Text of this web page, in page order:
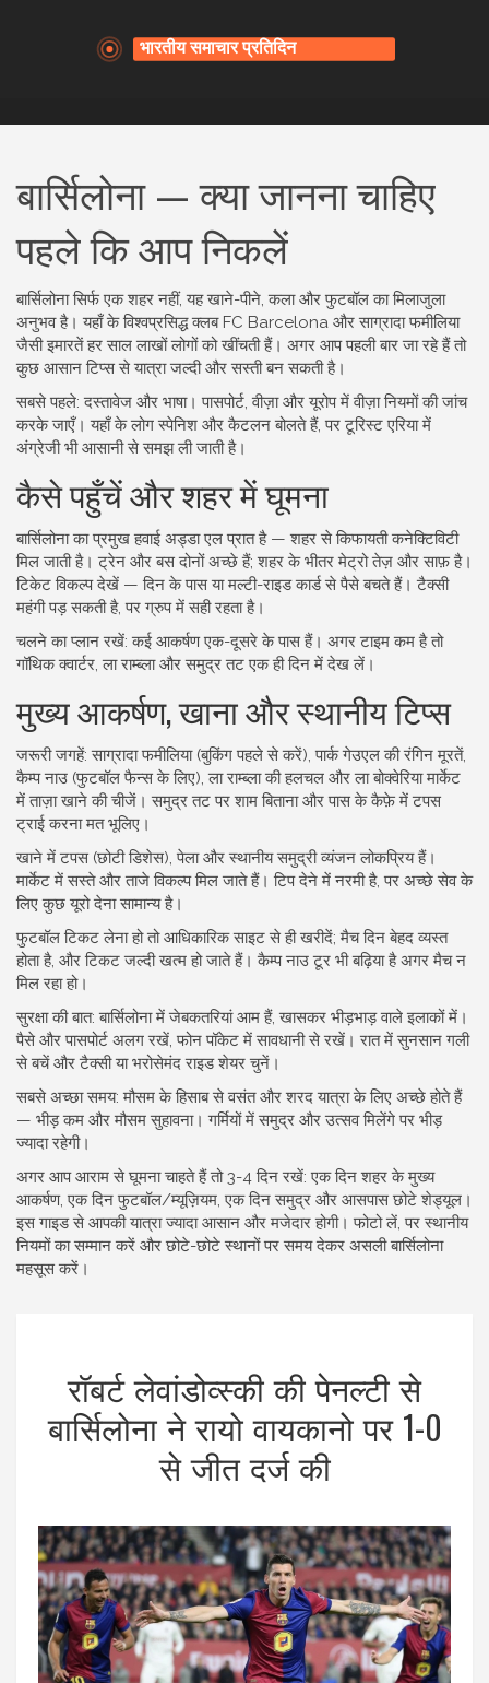
बार्सिलोना — क्या जानना चाहिए
पहले कि आप निकलें
बार्सिलोना सिर्फ एक शहर नहीं, यह खाने-पीने, कला और फुटबॉल का मिलाजुला
अनुभव है। यहाँ के विश्वप्रसिद्ध क्लब FC Barcelona और साग्रादा फमीलिया
जैसी इमारतें हर साल लाखों लोगों को खींचती हैं। अगर आप पहली बार जा रहे हैं तो
कुछ आसान टिप्स से यात्रा जल्दी और सस्ती बन सकती है।
सबसे पहले: दस्तावेज और भाषा। पासपोर्ट, वीज़ा और यूरोप में वीज़ा नियमों की जांच
करके जाएँ। यहाँ के लोग स्पेनिश और कैटलन बोलते हैं, पर टूरिस्ट एरिया में
अंग्रेजी भी आसानी से समझ ली जाती है।
कैसे पहुँचें और शहर में घूमना
बार्सिलोना का प्रमुख हवाई अड्डा एल प्रात है — शहर से किफायती कनेक्टिविटी
मिल जाती है। ट्रेन और बस दोनों अच्छे हैं; शहर के भीतर मेट्रो तेज़ और साफ़ है।
टिकेट विकल्प देखें — दिन के पास या मल्टी-राइड कार्ड से पैसे बचते हैं। टैक्सी
महंगी पड़ सकती है, पर ग्रुप में सही रहता है।
चलने का प्लान रखें: कई आकर्षण एक-दूसरे के पास हैं। अगर टाइम कम है तो
गॉथिक क्वार्टर, ला राम्ब्ला और समुद्र तट एक ही दिन में देख लें।
मुख्य आकर्षण, खाना और स्थानीय टिप्स
जरूरी जगहें: साग्रादा फमीलिया (बुकिंग पहले से करें), पार्क गेउएल की रंगिन मूरतें,
कैम्प नाउ (फुटबॉल फैन्स के लिए), ला राम्ब्ला की हलचल और ला बोक्वेरिया मार्केट
में ताज़ा खाने की चीजें। समुद्र तट पर शाम बिताना और पास के कैफ़े में टपस
ट्राई करना मत भूलिए।
खाने में टपस (छोटी डिशेस), पेला और स्थानीय समुद्री व्यंजन लोकप्रिय हैं।
मार्केट में सस्ते और ताजे विकल्प मिल जाते हैं। टिप देने में नरमी है, पर अच्छे सेव के
लिए कुछ यूरो देना सामान्य है।
फुटबॉल टिकट लेना हो तो आधिकारिक साइट से ही खरीदें; मैच दिन बेहद व्यस्त
होता है, और टिकट जल्दी खत्म हो जाते हैं। कैम्प नाउ टूर भी बढ़िया है अगर मैच न
मिल रहा हो।
सुरक्षा की बात: बार्सिलोना में जेबकतरियां आम हैं, खासकर भीड़भाड़ वाले इलाकों में।
पैसे और पासपोर्ट अलग रखें, फोन पॉकेट में सावधानी से रखें। रात में सुनसान गली
से बचें और टैक्सी या भरोसेमंद राइड शेयर चुनें।
सबसे अच्छा समय: मौसम के हिसाब से वसंत और शरद यात्रा के लिए अच्छे होते हैं
— भीड़ कम और मौसम सुहावना। गर्मियों में समुद्र और उत्सव मिलेंगे पर भीड़
ज्यादा रहेगी।
अगर आप आराम से घूमना चाहते हैं तो 3-4 दिन रखें: एक दिन शहर के मुख्य
आकर्षण, एक दिन फुटबॉल/म्यूज़ियम, एक दिन समुद्र और आसपास छोटे शेड्यूल।
इस गाइड से आपकी यात्रा ज्यादा आसान और मजेदार होगी। फोटो लें, पर स्थानीय
नियमों का सम्मान करें और छोटे-छोटे स्थानों पर समय देकर असली बार्सिलोना
महसूस करें।
रॉबर्ट लेवांडोव्स्की की पेनल्टी से
बार्सिलोना ने रायो वायकानो पर 1-0
से जीत दर्ज की